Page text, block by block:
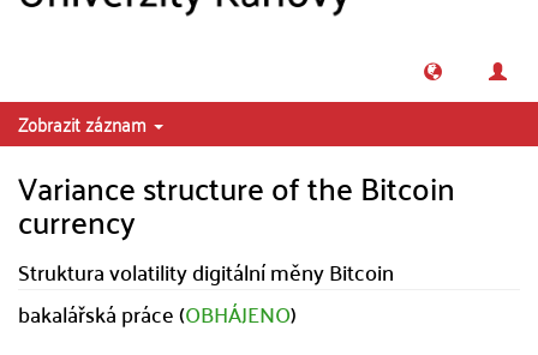
Zobrazit záznam
Variance structure of the Bitcoin
currency
Struktura volatility digitální měny Bitcoin
bakalářská práce (OBHÁJENO)